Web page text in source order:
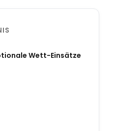
Wett-Einsätze